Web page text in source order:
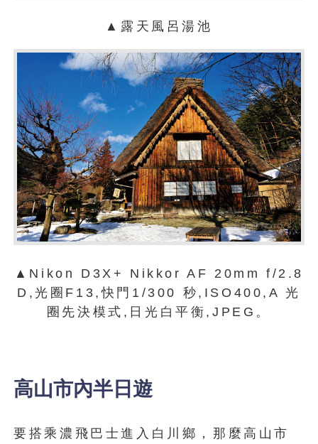
▲露天風呂湯池
▲Nikon D3X+ Nikkor AF 20mm f/2.8
D,光圈F13,快門1/300 秒,ISO400,A 光
圈先決模式,日光白平衡,JPEG。
高山市內半日遊
要搭乘濃飛巴士進入白川鄉，那麼高山市